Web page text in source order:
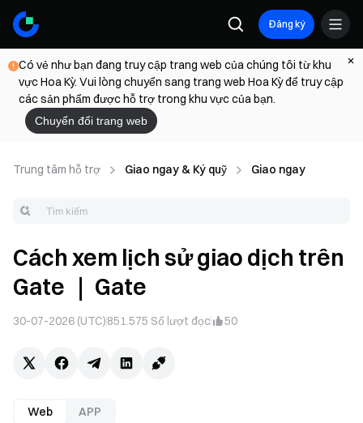
Đăng ký
Có vẻ như bạn đang truy cập trang web của chúng tôi từ khu
vực Hoa Kỳ. Vui lòng chuyển sang trang web Hoa Kỳ để truy cập
các sản phẩm được hỗ trợ trong khu vực của bạn.
Chuyển đổi trang web
Trung tâm hỗ trợ Giao ngay & Ký quỹ Giao ngay
Cách xem lịch sử giao dịch trên
Gate ｜ Gate
30-07-2026 (UTC)851.575 Số lượt đọc 50
Web APP